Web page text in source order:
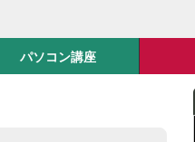
パソコン講座